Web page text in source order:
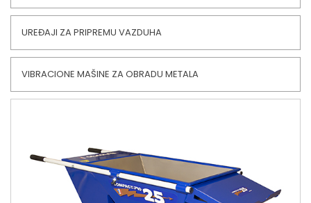
UREĐAJI ZA PRIPREMU VAZDUHA
VIBRACIONE MAŠINE ZA OBRADU METALA